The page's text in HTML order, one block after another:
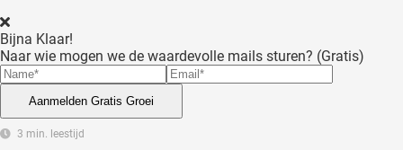
Bijna Klaar!
Naar wie mogen we de waardevolle mails sturen? (Gratis)
Aanmelden Gratis Groei
3 min. leestijd
en
kan de
niet